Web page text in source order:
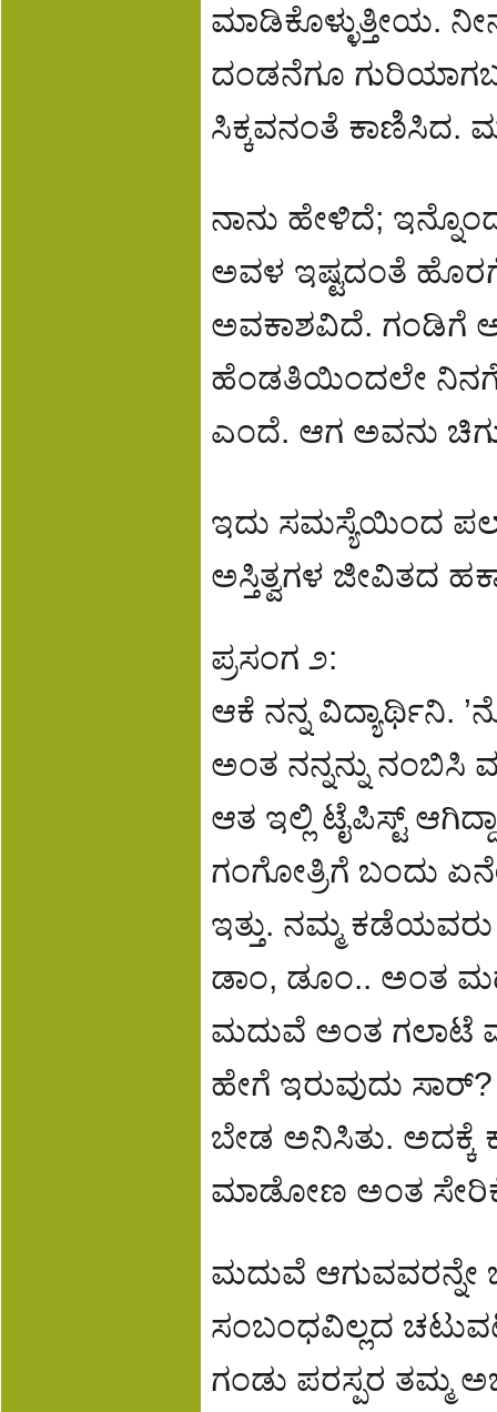
ಮಾಡಿಕೊಳ್ಳುತ್ತೀಯ.
ದಂಡನೆಗೂ
ಸಿಕ್ಕವನಂತೆ ಕಾಣಿಸಿದ.
ನಾನು ಹೇಳಿದೆ;
ಅವಳ ಇಷ್ಟದಂತೆ
ಅವಕಾಶವಿದೆ. ಗಂಡಿಗೆ
ಹೆಂಡತಿಯಿಂದಲೇ
ಎಂದೆ. ಆಗ ಅವನು
ಇದು ಸಮಸ್ಯೆಯಿಂದ
ಅಸ್ತಿತ್ವಗಳ ಜೀವಿತದ
ಪ್ರಸಂಗ ೨:
ಆಕೆ ನನ್ನ ವಿದ್ಯಾರ್ಥಿನಿ.
ಅಂತ ನನ್ನನ್ನು
ಆತ ಇಲ್ಲಿ ಟೈಪಿಸ್ಟ್
ಗಂಗೋತ್ರಿಗೆ ಬಂದು
ಇತ್ತು. ನಮ್ಮ
ಡಾಂ, ಡೂಂ.. ಅಂತ
ಮದುವೆ ಅಂತ ಗಲಾಟೆ
ಹೇಗೆ ಇರುವುದು
ಬೇಡ ಅನಿಸಿತು. ಅದಕ್ಕೆ
ಮಾಡೋಣ ಅಂತ
ಮದುವೆ
ಸಂಬಂಧವಿಲ್ಲದ
ಗಂಡು ಪರಸ್ಪರ ತಮ್ಮ